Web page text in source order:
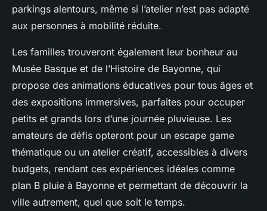
parkings alentours, même si l’atelier n’est pas adapté
aux personnes à mobilité réduite.
Les familles trouveront également leur bonheur au
Musée Basque et de l’Histoire de Bayonne, qui
propose des animations éducatives pour tous âges et
des expositions immersives, parfaites pour occuper
petits et grands lors d’une journée pluvieuse. Les
amateurs de défis opteront pour un escape game
thématique ou un atelier créatif, accessibles à divers
budgets, rendant ces expériences idéales comme
plan B pluie à Bayonne et permettant de découvrir la
ville autrement, quel que soit le temps.